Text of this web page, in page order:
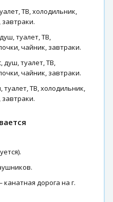
ТВ, холодильник,
туалет, ТВ,
чайник, завтраки.
душ, туалет, ТВ,
чайник, завтраки.
ТВ, холодильник,
дорога на г.